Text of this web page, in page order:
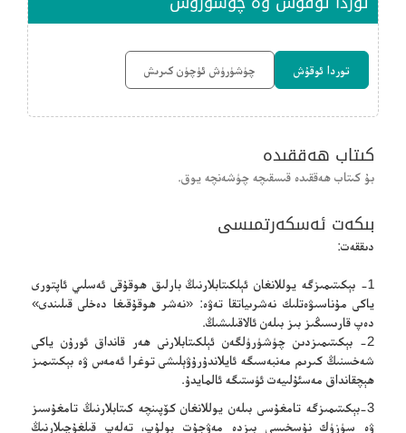
توردا ئوقۇش چۈشۈرۈش ئۈچۈن كىرىش
كىتاب ھەققىدە
بۇ كىتاب ھەققىدە قىسقىچە چۈشەنچە يوق.
بىكەت ئەسكەرتمىسى
دىققەت:
1- بېكىتىمىزگە يوللانغان ئېلكىتابلارنىڭ بارلىق ھوقۇقى ئەسلىي ئاپتورى
ياكى مۇناسىۋەتلىك نەشرىياتقا تەۋە: «نەشر ھوقۇقىغا دەخلى قىلىندى»
دەپ قارىسىڭىز بىز بىلەن ئالاقىلىشىڭ.
2- بېكىتىمىزدىن چۈشۈرۈلگەن ئېلكىتابلارنى ھەر قانداق ئورۇن ياكى
شەخسنىڭ كىرىم مەنبەسىگە ئايلاندۇرۇۋېلىشى توغرا ئەمەس ۋە بېكىتىمىز
ھېچقانداق مەسئۇلىيەت ئۈستىگە ئالمايدۇ.
3-بېكىتىمىزگە تامغۇسى بىلەن يوللانغان كۆپىنچە كىتابلارنىڭ تامغۇسىز
ۋە سۈزۈك نۇسخىسى بىزدە مەۋجۇت بولۇپ، تەلەپ قىلغۇچىلارنىڭ